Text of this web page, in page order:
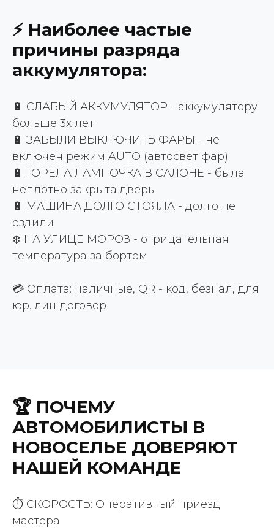
⚡ Наиболее частые
причины разряда
аккумулятора:
🔋 СЛАБЫЙ АККУМУЛЯТОР - аккумулятору
больше 3х лет
🔋 ЗАБЫЛИ ВЫКЛЮЧИТЬ ФАРЫ - не
включен режим AUTO (автосвет фар)
🔋 ГОРЕЛА ЛАМПОЧКА В САЛОНЕ - была
неплотно закрыта дверь
🔋 МАШИНА ДОЛГО СТОЯЛА - долго не
ездили
❄️ НА УЛИЦЕ МОРОЗ - отрицательная
температура за бортом
💳 Оплата: наличные, QR - код, безнал, для
юр. лиц договор
🏆 ПОЧЕМУ
АВТОМОБИЛИСТЫ В
НОВОСЕЛЬЕ ДОВЕРЯЮТ
НАШЕЙ КОМАНДЕ
⏱️ СКОРОСТЬ: Оперативный приезд
мастера
200 +
ВАШИ ПРИЯТНЫЕ СЛОВА